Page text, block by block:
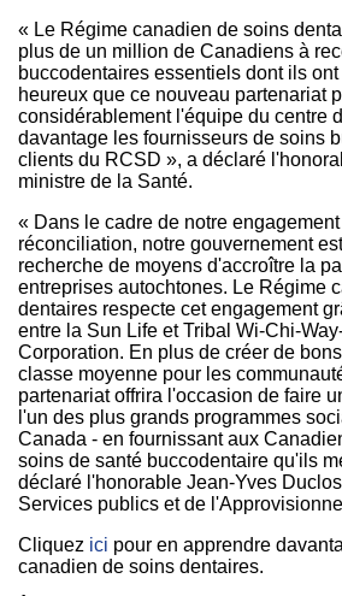
« Le Régime canadien de soins
plus de un million de Canadiens à
buccodentaires essentiels dont ils
heureux que ce nouveau partenariat
considérablement l'équipe du centre
davantage les fournisseurs de soins
clients du RCSD », a déclaré
ministre de la Santé.
« Dans le cadre de notre
réconciliation, notre gouvernement
recherche de moyens d'accroître la
entreprises autochtones. Le Régime
dentaires respecte cet engagement
entre la Sun Life et Tribal Wi-Chi-
Corporation. En plus de créer de
classe moyenne pour les
partenariat offrira l'occasion de faire
l'un des plus grands programmes
Canada - en fournissant aux
soins de santé buccodentaire qu'ils
déclaré l'honorable Jean-Yves Duclos
Services publics et de
Cliquez ici pour en apprendre
canadien de soins dentaires.